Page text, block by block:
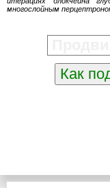
многослойным
Как